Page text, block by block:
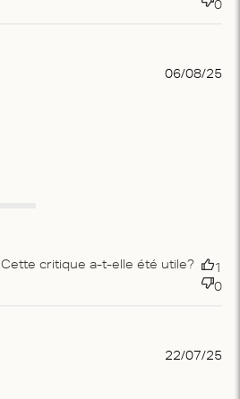
0
06/08/25
Cette critique a-t-elle été utile?
1
0
22/07/25